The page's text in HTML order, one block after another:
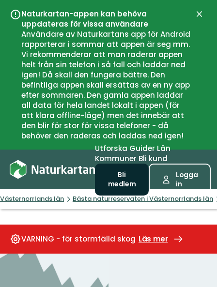
Naturkartan-appen kan behöva
uppdateras för vissa användare
Användare av Naturkartans app för Android
rapporterar i sommar att appen är seg mm.
Vi rekommenderar att man raderar appen
helt från sin telefon i så fall och laddar ned
igen! Då skall den fungera bättre. Den
befintliga appen skall ersättas av en ny app
efter sommaren. Den gamla appen laddar
all data för hela landet lokalt i appen (för
att klara offline-läge) men det innebär att
den blir för stor för vissa telefoner - då
behöver den raderas och laddas ned igen!
UtforskaGuiderLän
Kommuner Bli kund
Bli
medlem
Logga
in
Västernorrlands län Bästa naturreservaten i Västernorrlands län
VARNING - för stormfälld skog Läs mer